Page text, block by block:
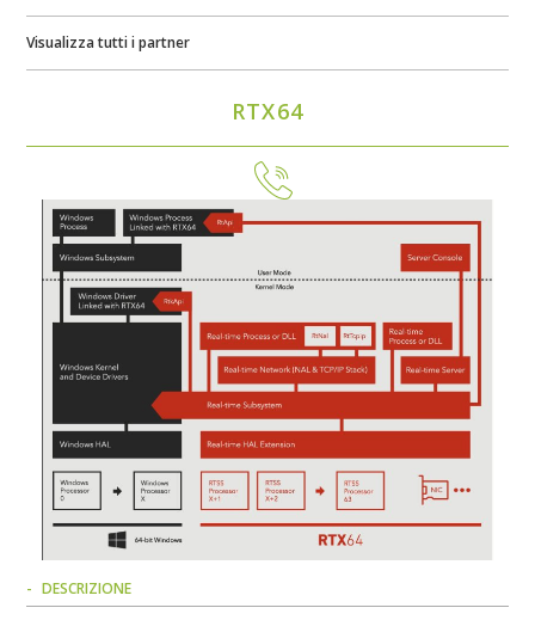
Visualizza tutti i partner
RTX64
DESCRIZIONE